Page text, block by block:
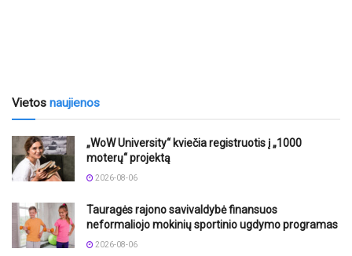
Vietos naujienos
„WoW University“ kviečia registruotis į „1000
moterų“ projektą
2026-08-06
Tauragės rajono savivaldybė finansuos
neformaliojo mokinių sportinio ugdymo programas
2026-08-06